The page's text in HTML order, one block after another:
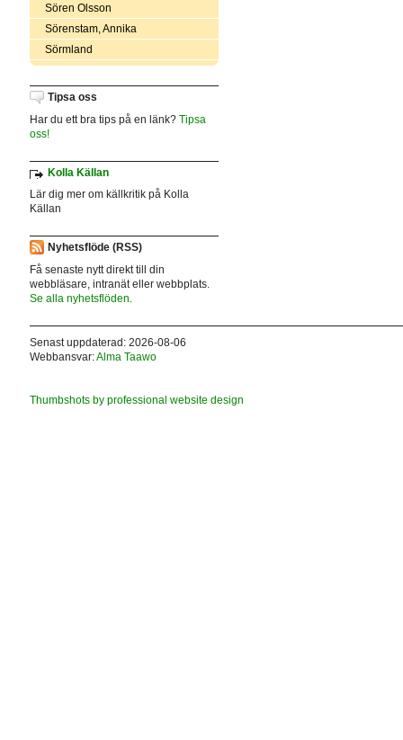
Sören Olsson
Sörenstam, Annika
Sörmland
Tipsa oss
Har du ett bra tips på en länk? Tipsa
oss!
Kolla Källan
Lär dig mer om källkritik på Kolla
Källan
Nyhetsflöde (RSS)
Få senaste nytt direkt till din
webbläsare, intranät eller webbplats.
Se alla nyhetsflöden.
Senast uppdaterad: 2026-08-06
Webbansvar:Alma Taawo
Thumbshots by professional website design